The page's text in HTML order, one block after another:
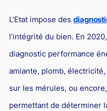
Droit aérien
Caution bancaire
Communication et
L’Etat impose des
l’intégrité du bien. En
diagnostic performance
amiante, plomb,
sur les mérules, ou
permettant de déterminer